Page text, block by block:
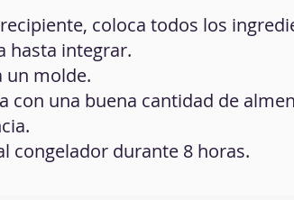
coloca todos los
hasta integrar.
un molde.
con una buena cantidad de
congelador durante 8 horas.